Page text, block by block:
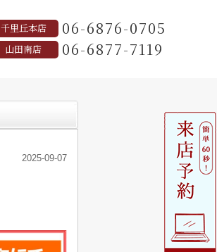
千里丘本店 06-6876-0705
山田南店 06-6877-7119
2025-09-07